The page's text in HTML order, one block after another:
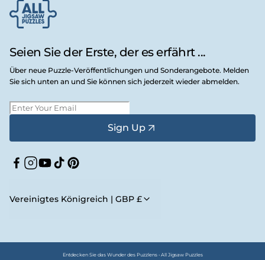
Seien Sie der Erste, der es erfährt ...
Über neue Puzzle-Veröffentlichungen und Sonderangebote. Melden
Sie sich unten an und Sie können sich jederzeit wieder abmelden.
Sign Up
Facebook
Instagram
YouTube
TikTokPinterest
Vereinigtes Königreich | GBP £
Entdecken Sie das Wunder des Puzzlens • All Jigsaw Puzzles